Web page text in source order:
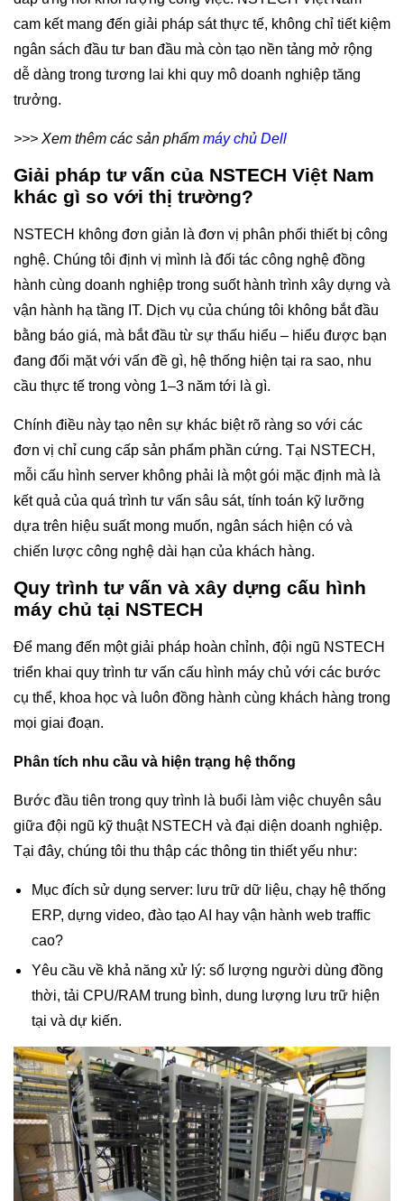
cam kết mang đến giải pháp sát thực tế, không chỉ tiết kiệm
ngân sách đầu tư ban đầu mà còn tạo nền tảng mở rộng
dễ dàng trong tương lai khi quy mô doanh nghiệp tăng
trưởng.
>>> Xem thêm các sản phẩm máy chủ Dell
Giải pháp tư vấn của NSTECH Việt Nam
khác gì so với thị trường?
NSTECH không đơn giản là đơn vị phân phối thiết bị công
nghệ. Chúng tôi định vị mình là đối tác công nghệ đồng
hành cùng doanh nghiệp trong suốt hành trình xây dựng và
vận hành hạ tầng IT. Dịch vụ của chúng tôi không bắt đầu
bằng báo giá, mà bắt đầu từ sự thấu hiểu – hiểu được bạn
đang đối mặt với vấn đề gì, hệ thống hiện tại ra sao, nhu
cầu thực tế trong vòng 1–3 năm tới là gì.
Chính điều này tạo nên sự khác biệt rõ ràng so với các
đơn vị chỉ cung cấp sản phẩm phần cứng. Tại NSTECH,
mỗi cấu hình server không phải là một gói mặc định mà là
kết quả của quá trình tư vấn sâu sát, tính toán kỹ lưỡng
dựa trên hiệu suất mong muốn, ngân sách hiện có và
chiến lược công nghệ dài hạn của khách hàng.
Quy trình tư vấn và xây dựng cấu hình
máy chủ tại NSTECH
Để mang đến một giải pháp hoàn chỉnh, đội ngũ NSTECH
triển khai quy trình tư vấn cấu hình máy chủ với các bước
cụ thể, khoa học và luôn đồng hành cùng khách hàng trong
mọi giai đoạn.
Phân tích nhu cầu và hiện trạng hệ thống
Bước đầu tiên trong quy trình là buổi làm việc chuyên sâu
giữa đội ngũ kỹ thuật NSTECH và đại diện doanh nghiệp.
Tại đây, chúng tôi thu thập các thông tin thiết yếu như:
Mục đích sử dụng server: lưu trữ dữ liệu, chạy hệ thống
ERP, dựng video, đào tạo AI hay vận hành web traffic
cao?
Yêu cầu về khả năng xử lý: số lượng người dùng đồng
thời, tải CPU/RAM trung bình, dung lượng lưu trữ hiện
tại và dự kiến.